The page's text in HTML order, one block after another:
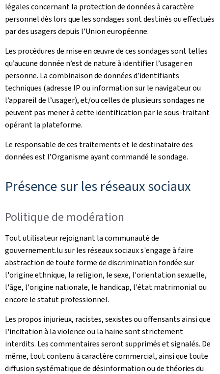
légales concernant la protection de données à caractère
personnel dès lors que les sondages sont destinés ou effectués
par des usagers depuis l’Union européenne.
Les procédures de mise en œuvre de ces sondages sont telles
qu’aucune donnée n’est de nature à identifier l’usager en
personne. La combinaison de données d’identifiants
techniques (adresse IP ou information sur le navigateur ou
l’appareil de l’usager), et/ou celles de plusieurs sondages ne
peuvent pas mener à cette identification par le sous-traitant
opérant la plateforme.
Le responsable de ces traitements et le destinataire des
données est l’Organisme ayant commandé le sondage.
Présence sur les réseaux sociaux
Politique de modération
Tout utilisateur rejoignant la communauté de
gouvernement.lu sur les réseaux sociaux s'engage à faire
abstraction de toute forme de discrimination fondée sur
l'origine ethnique, la religion, le sexe, l'orientation sexuelle,
l'âge, l'origine nationale, le handicap, l'état matrimonial ou
encore le statut professionnel.
Les propos injurieux, racistes, sexistes ou offensants ainsi que
l'incitation à la violence ou la haine sont strictement
interdits. Les commentaires seront supprimés et signalés. De
même, tout contenu à caractère commercial, ainsi que toute
diffusion systématique de désinformation ou de théories du